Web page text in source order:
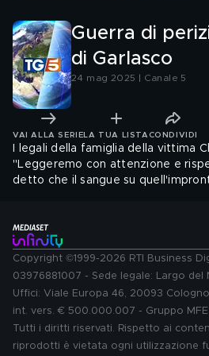
Guerra di
di Garlasco
24 mag 2025 | Canale 5
VAI ALLA SERIE LA TUA LISTA CONDIVIDI
I legali della famiglia della vittima
"Leggeremo con attenzione e
detto che il sangue su
Copyright ©1999-2026 RTI Business
03976881007 - Sede legale: Largo del
Uffici: Viale Europa 46, 20093
int. vers. € 500.000.007 - Gruppo
Tutti i diritti riservati. Rispetto ai
riprodotti è vietata ogni utilizzazione